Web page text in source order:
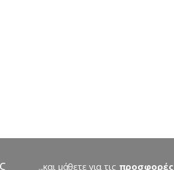
...και μάθετε για τις προσφορές